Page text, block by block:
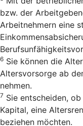
bzw. der
Arbeitnehmern eine
6 Sie können die
Altersvorsorge ab
nehmen.
7 Sie entscheiden,
Kapital, eine
beziehen möchten.